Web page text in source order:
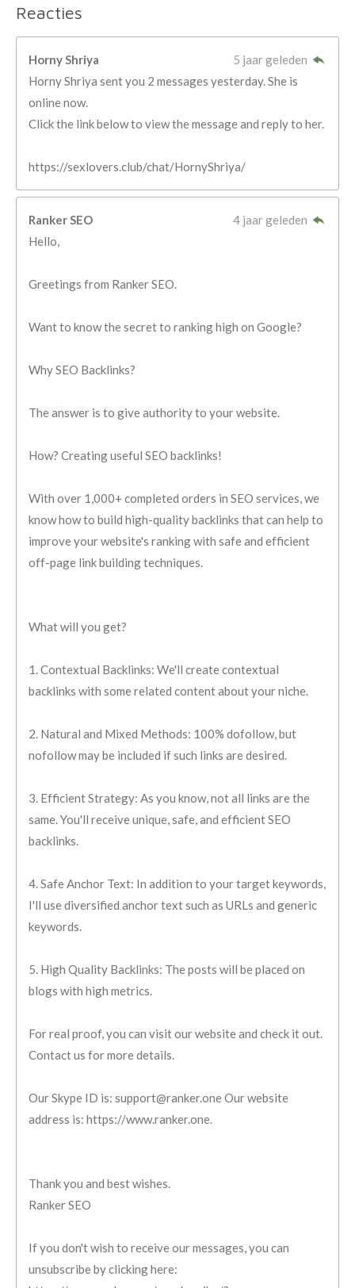
Reacties
Horny Shriya
5 jaar geleden
Horny Shriya sent you 2 messages yesterday. She is
online now.
Click the link below to view the message and reply to her.
https://sexlovers.club/chat/HornyShriya/
Ranker SEO
4 jaar geleden
Hello,
Greetings from Ranker SEO.
Want to know the secret to ranking high on Google?
Why SEO Backlinks?
The answer is to give authority to your website.
How? Creating useful SEO backlinks!
With over 1,000+ completed orders in SEO services, we
know how to build high-quality backlinks that can help to
improve your website's ranking with safe and efficient
off-page link building techniques.
What will you get?
1. Contextual Backlinks: We'll create contextual
backlinks with some related content about your niche.
2. Natural and Mixed Methods: 100% dofollow, but
nofollow may be included if such links are desired.
3. Efficient Strategy: As you know, not all links are the
same. You'll receive unique, safe, and efficient SEO
backlinks.
4. Safe Anchor Text: In addition to your target keywords,
I'll use diversified anchor text such as URLs and generic
keywords.
5. High Quality Backlinks: The posts will be placed on
blogs with high metrics.
For real proof, you can visit our website and check it out.
Contact us for more details.
Our Skype ID is: support@ranker.one Our website
address is: https://www.ranker.one.
Thank you and best wishes.
Ranker SEO
If you don't wish to receive our messages, you can
unsubscribe by clicking here: